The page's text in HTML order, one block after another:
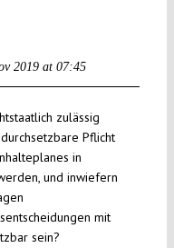
2019 at 07:45
zulässig
Pflicht
in
und inwiefern
mit
sein?